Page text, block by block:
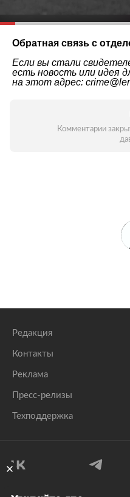
Обратная связь с
Если вы стали
есть новость или идея
на этот адрес:
Комментарии
Редакция
Контакты
Реклама
Пресс-релизы
Техподдержка